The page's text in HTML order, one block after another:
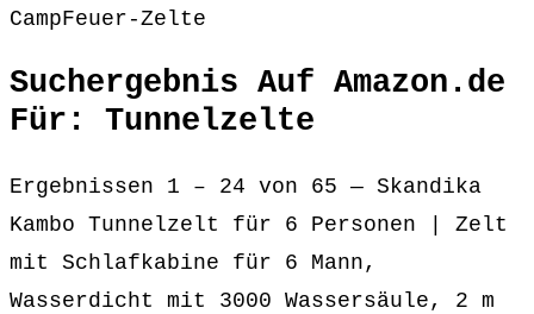
CampFeuer-Zelte
Suchergebnis Auf Amazon.de
Für: Tunnelzelte
Ergebnissen 1 – 24 von 65 — Skandika
Kambo Tunnelzelt für 6 Personen | Zelt
mit Schlafkabine für 6 Mann,
Wasserdicht mit 3000 Wassersäule, 2 m